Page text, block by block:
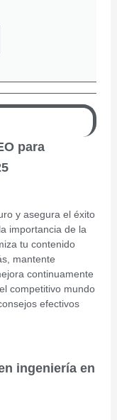
para
y asegura el éxito
importancia de la
tu contenido
mantente
continuamente
competitivo mundo
efectivos
ingeniería en